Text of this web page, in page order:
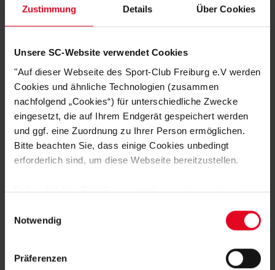
Zustimmung Details Über Cookies
Unsere SC-Website verwendet Cookies
"Auf dieser Webseite des Sport-Club Freiburg e.V werden
Cookies und ähnliche Technologien (zusammen
nachfolgend „Cookies“) für unterschiedliche Zwecke
eingesetzt, die auf Ihrem Endgerät gespeichert werden
und ggf. eine Zuordnung zu Ihrer Person ermöglichen.
Bitte beachten Sie, dass einige Cookies unbedingt
erforderlich sind, um diese Webseite bereitzustellen.
Sofern Sie Ihre Einwilligung erteilen, werden weitere
Daten von Ihnen (z.B. persönlichen Identifikatoren oder
IP-Adressen) verarbeitet werden. Durch Klicken auf den
Speicherung aller aufgeführten Cookies und der
Notwendig
Präferenzen
Brotdose Basic Füchsle "organic" koziol - organic